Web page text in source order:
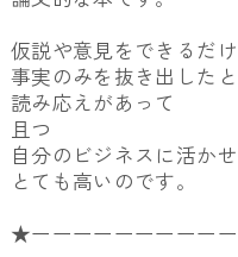
仮説や意見をできるだ
事実のみを抜き出した
読み応えがあって
且つ
自分のビジネスに活か
とても高いのです。
★ーーーーーーーーー